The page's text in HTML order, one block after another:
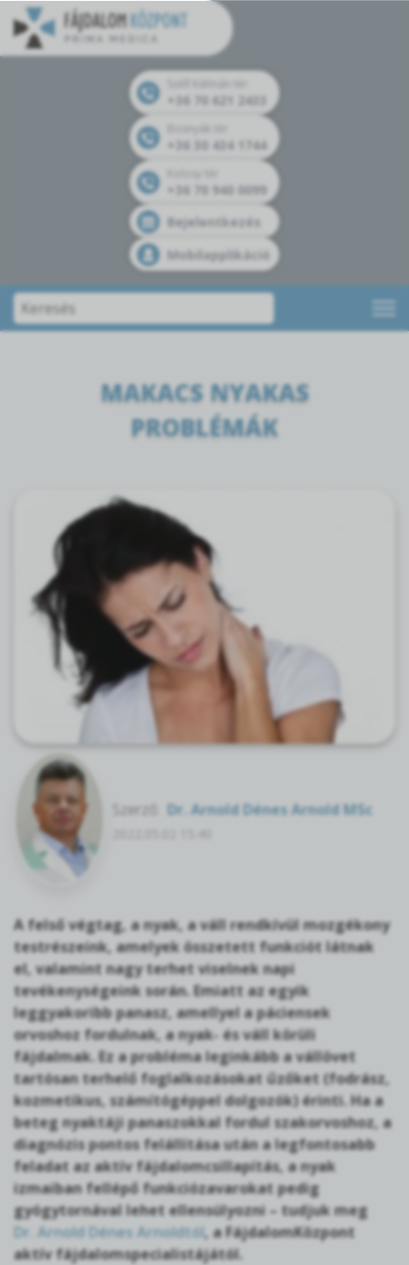
+36 70 621 2433
+36 30 434 1744
+36 70 940 0099
Bejelentkezés
Mobilapplikáció
MAKACS NYAKAS
PROBLÉMÁK
Szerző: Dr. Arnold Dénes Arnold MSc
A felső végtag, a nyak, a váll rendkívül mozgékony
testrészeink, amelyek összetett funkciót látnak
el, valamint nagy terhet viselnek napi
tevékenységeink során. Emiatt az egyik
leggyakoribb panasz, amellyel a páciensek
orvoshoz fordulnak, a nyak- és váll körüli
fájdalmak. Ez a probléma leginkább a vállövet
tartósan terhelő foglalkozásokat űzőket (fodrász,
kozmetikus, számítógéppel dolgozók) érinti. Ha a
beteg nyaktáji panaszokkal fordul szakorvoshoz, a
diagnózis pontos felállítása után a legfontosabb
feladat az aktív fájdalomcsillapítás, a nyak
izmaiban fellépő funkciózavarokat pedig
gyógytornával lehet ellensúlyozni – tudjuk meg
Dr. Arnold Dénes Arnoldtól, a FájdalomKözpont
aktív fájdalomspecialistájától.